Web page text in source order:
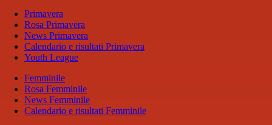
Primavera
Rosa Primavera
News Primavera
Calendario e risultati Primavera
Youth League
Femminile
Rosa Femminile
News Femminile
Calendario e risultati Femminile